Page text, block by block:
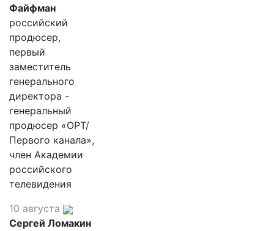
Файфман
российский
продюсер,
первый
заместитель
генерального
директора -
генеральный
продюсер «ОРТ/
Первого канала»,
член Академии
российского
телевидения
10 августа
Сергей Ломакин